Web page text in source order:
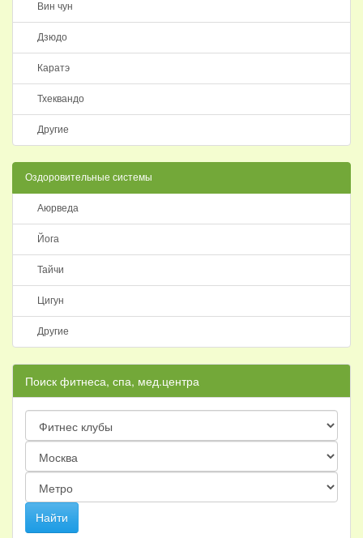
Вин чун
Дзюдо
Каратэ
Тхеквандо
Другие
Оздоровительные системы
Аюрведа
Йога
Тайчи
Цигун
Другие
Поиск фитнеса, спа, мед.центра